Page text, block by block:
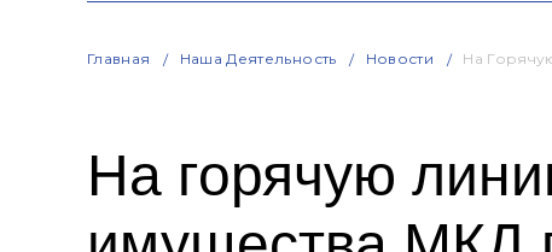
Главная Наша Деятельность Новости На
На горячую